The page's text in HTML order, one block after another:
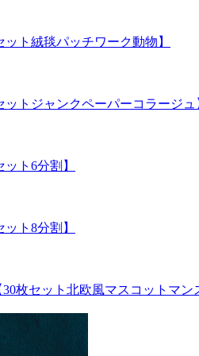
ト絨毯パッチワーク動物】
トジャンクペーパーコラージュ
ト6分割】
ト8分割】
枚セット北欧風マスコットマン